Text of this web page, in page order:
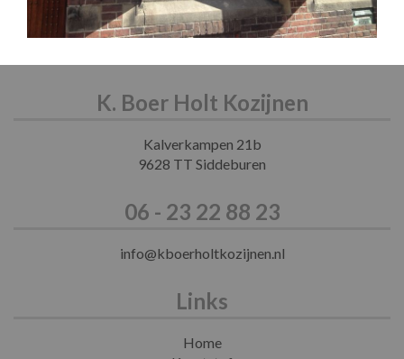
K. Boer Holt Kozijnen
Kalverkampen 21b
9628 TT Siddeburen
06 - 23 22 88 23
info@kboerholtkozijnen.nl
Links
Home